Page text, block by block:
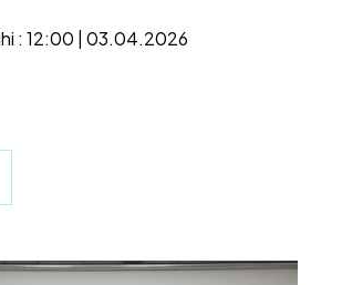
: 12:00 | 03.04.2026